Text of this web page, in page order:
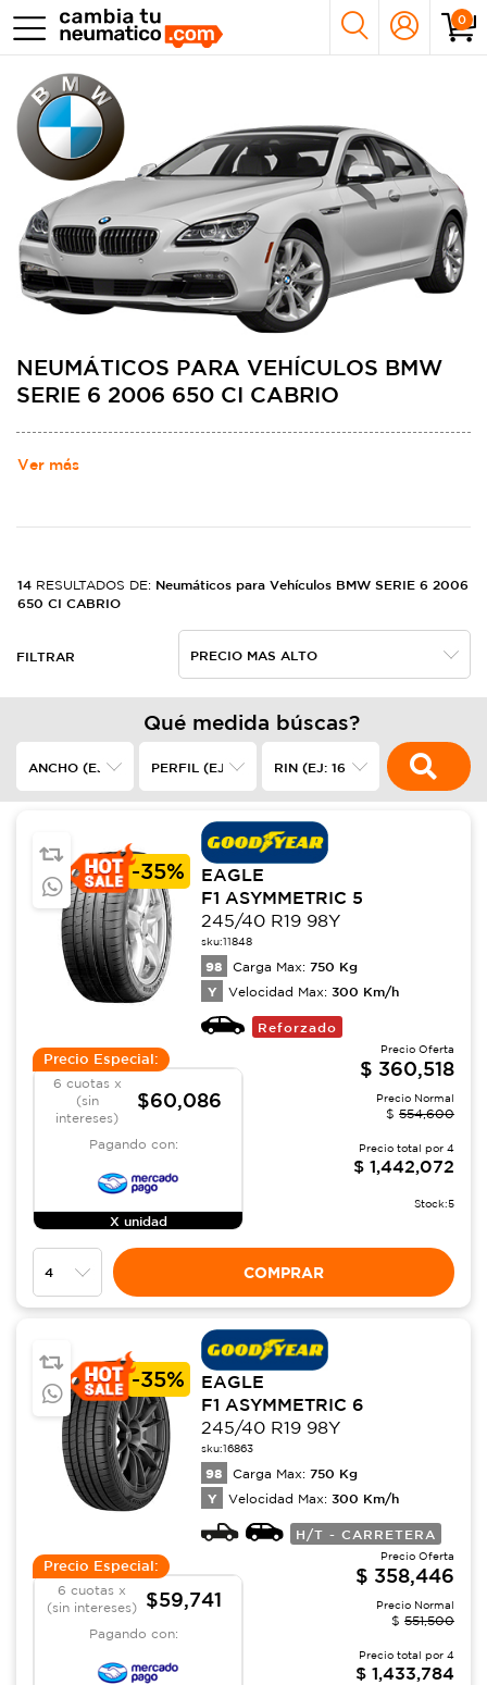
0
NEUMÁTICOS PARA VEHÍCULOS BMW
SERIE 6 2006 650 CI CABRIO
Ver más
14 RESULTADOS DE: Neumáticos para Vehículos BMW SERIE 6 2006
650 CI CABRIO
FILTRAR
Qué medida búscas?
-35%
EAGLE
F1 ASYMMETRIC 5
245/40 R19 98Y
sku:11848
98 Carga Max: 750 Kg
Y Velocidad Max: 300 Km/h
Reforzado
Precio Especial:
6 cuotas x
(sin
intereses)
$60,086
Pagando con:
X unidad
Precio Oferta
$ 360,518
Precio Normal
$ 554,600
Precio total por 4
$ 1,442,072
Stock:5
COMPRAR
-35%
EAGLE
F1 ASYMMETRIC 6
245/40 R19 98Y
sku:16863
98 Carga Max: 750 Kg
Y Velocidad Max: 300 Km/h
H/T - CARRETERA
Precio Especial:
6 cuotas x
(sin intereses)
$59,741
Pagando con:
Precio Oferta
$ 358,446
Precio Normal
$ 551,500
Precio total por 4
$ 1,433,784